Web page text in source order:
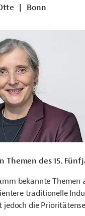
Bonn
Themen des 15.
bekannte
traditionelle
jedoch die